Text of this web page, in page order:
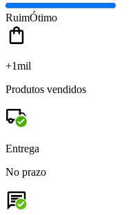
RuimÓtimo
+1mil
Produtos vendidos
Entrega
No prazo